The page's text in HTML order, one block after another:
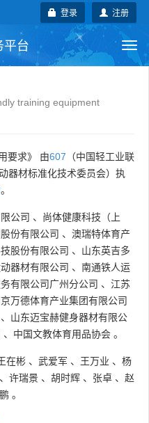
注册
登录
平台
会
training equipment
要求》 由607 （中国轻工业联
器材标准化技术委员会）执
。
公司 、 尚体健康科技（上
份有限公司 、 澳瑞特体育产
股份有限公司 、 山东英吉多
器材有限公司 、 南通铁人运
有限公司广州分公司 、 江苏
万德体育产业集团有限公司
、 山东迈宝赫健身器材有限公
、 中国文教体育用品协会 。
在彬 、 武爱军 、 王万业 、 杨
、 许瑞景 、 胡时辉 、 张卓 、 赵
。